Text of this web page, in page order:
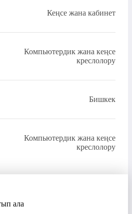
Кеңсе жана кабинет
Компьютердик жана кеңсе
креслолору
Бишкек
Компьютердик жана кеңсе
креслолору
ала